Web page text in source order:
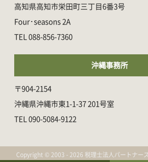
高知県高知市栄田町三丁目6番3号
Four･seasons 2A
088-856-7360
沖縄事務所
〒904-2154
沖縄県沖縄市東1-1-37 201号室
090-5084-9122
Copyright © 2003 - 2026 税理士法人パートナー